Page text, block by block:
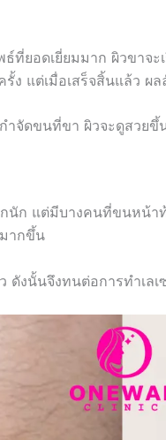
ที่ยอดเยี่ยมมาก ผิวขาจ
รั้ง แต่เมื่อเสร็จสิ้นแล้ว
ำจัดขนที่ขา ผิวจะดูสวย
ก แต่มีบางคนที่ขนหน้าท้
ากขึ้น
ดังนั้นจึงทนต่อการทำเล